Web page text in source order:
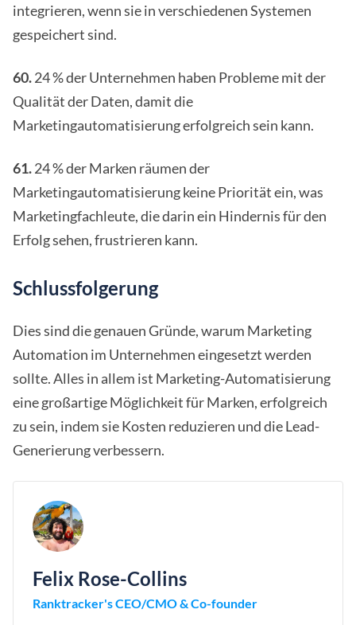
integrieren, wenn sie in verschiedenen Systemen
gespeichert sind.
60.24 % der Unternehmen haben Probleme mit der
Qualität der Daten, damit die
Marketingautomatisierung erfolgreich sein kann.
61.24 % der Marken räumen der
Marketingautomatisierung keine Priorität ein, was
Marketingfachleute, die darin ein Hindernis für den
Erfolg sehen, frustrieren kann.
Schlussfolgerung
Dies sind die genauen Gründe, warum Marketing
Automation im Unternehmen eingesetzt werden
sollte. Alles in allem ist Marketing-Automatisierung
eine großartige Möglichkeit für Marken, erfolgreich
zu sein, indem sie Kosten reduzieren und die Lead-
Generierung verbessern.
Felix Rose-Collins
Ranktracker's CEO/CMO & Co-founder